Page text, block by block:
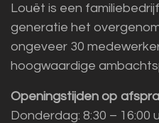
Louët is een
generatie het
ongeveer 30
hoogwaardige
Openingstijden op
Donderdag: 8:30 – 16:00